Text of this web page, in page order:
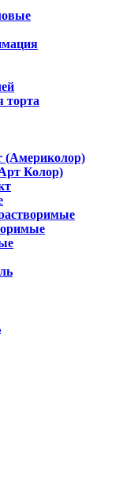
торта
(Америколор)
Колор)